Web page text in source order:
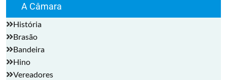
A Câmara
História
Brasão
Bandeira
Hino
Vereadores